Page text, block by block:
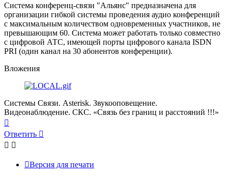
Система конференц-связи "Альянс" предназначена для
организации гибкой системы проведения аудио конференций
с максимальным количеством одновременных участников, не
превышающим 60. Система может работать только совместно
с цифровой АТС, имеющей порты цифрового канала ISDN
PRI (один канал на 30 абонентов конференции).
Вложения
Системы Связи. Asterisk. Звукооповещение.
Видеонаблюдение. СКС. «Связь без границ и расстояний !!!»
к
началу
Ответить
Версия для печати